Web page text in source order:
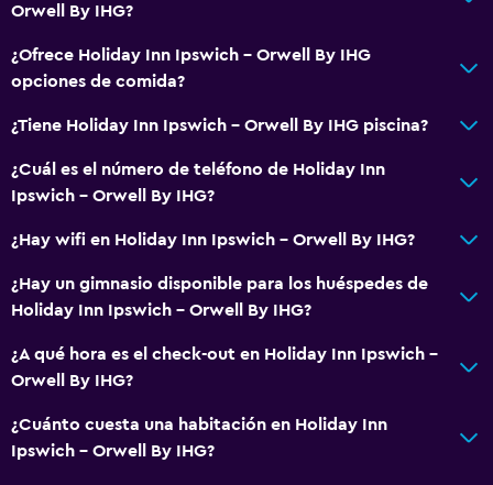
Inodoro adaptado
Ducha
Inodoro con cisterna alta
Tina de baño
Secador de pelo
Aseo
Albornoz
Tetera eléctrica
Orwell By IHG?
¿Ofrece Holiday Inn Ipswich - Orwell By IHG
opciones de comida?
¿Tiene Holiday Inn Ipswich - Orwell By IHG piscina?
¿Cuál es el número de teléfono de Holiday Inn
Ipswich - Orwell By IHG?
¿Hay wifi en Holiday Inn Ipswich - Orwell By IHG?
¿Hay un gimnasio disponible para los huéspedes de
Holiday Inn Ipswich - Orwell By IHG?
¿A qué hora es el check-out en Holiday Inn Ipswich -
Orwell By IHG?
¿Cuánto cuesta una habitación en Holiday Inn
Ipswich - Orwell By IHG?